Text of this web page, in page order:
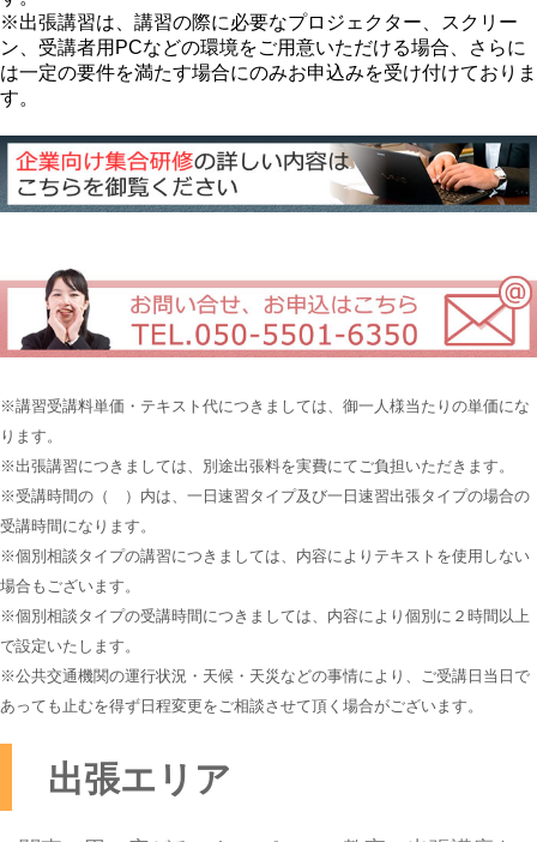
※出張講習は、講習の際に必要なプロジェクター、スクリー
ン、受講者用PCなどの環境をご用意いただける場合、さらに
は一定の要件を満たす場合にのみお申込みを受け付けておりま
す。
※講習受講料単価・テキスト代につきましては、御一人様当たりの単価にな
ります。
※出張講習につきましては、別途出張料を実費にてご負担いただきます。
※受講時間の（ ）内は、一日速習タイプ及び一日速習出張タイプの場合の
受講時間になります。
※個別相談タイプの講習につきましては、内容によりテキストを使用しない
場合もございます。
※個別相談タイプの受講時間につきましては、内容により個別に２時間以上
で設定いたします。
※公共交通機関の運行状況・天候・天災などの事情により、ご受講日当日で
あっても止むを得ず日程変更をご相談させて頂く場合がございます。
出張エリア